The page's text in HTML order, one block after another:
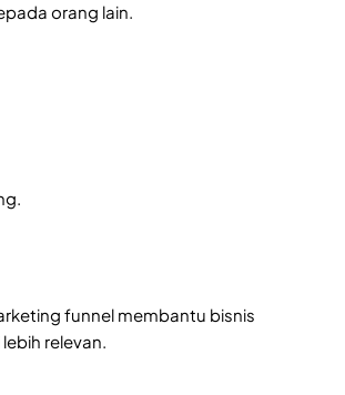
orang lain.
funnel membantu bisnis
relevan.